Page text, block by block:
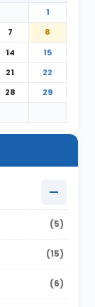
1
7
8
14
15
21
22
28
29
(5)
(15)
(6)